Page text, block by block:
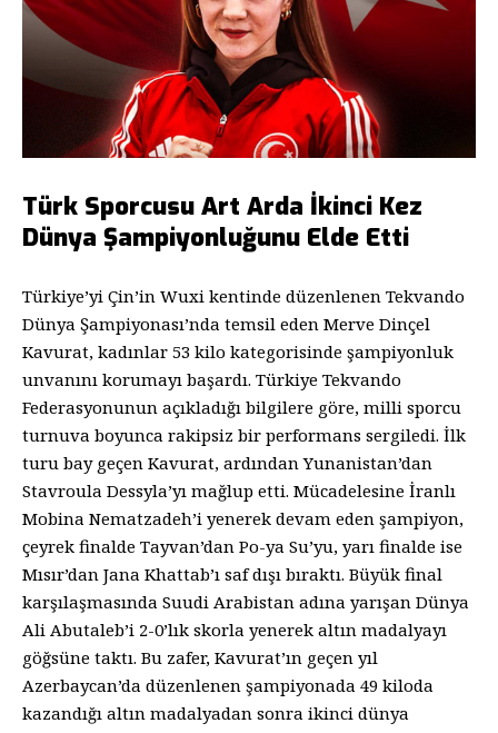
Türk Sporcusu Art Arda İkinci Kez
Dünya Şampiyonluğunu Elde Etti
Türkiye’yi Çin’in Wuxi kentinde düzenlenen Tekvando
Dünya Şampiyonası’nda temsil eden Merve Dinçel
Kavurat, kadınlar 53 kilo kategorisinde şampiyonluk
unvanını korumayı başardı. Türkiye Tekvando
Federasyonunun açıkladığı bilgilere göre, milli sporcu
turnuva boyunca rakipsiz bir performans sergiledi. İlk
turu bay geçen Kavurat, ardından Yunanistan’dan
Stavroula Dessyla’yı mağlup etti. Mücadelesine İranlı
Mobina Nematzadeh’i yenerek devam eden şampiyon,
çeyrek finalde Tayvan’dan Po-ya Su’yu, yarı finalde ise
Mısır’dan Jana Khattab’ı saf dışı bıraktı. Büyük final
karşılaşmasında Suudi Arabistan adına yarışan Dünya
Ali Abutaleb’i 2-0’lık skorla yenerek altın madalyayı
göğsüne taktı. Bu zafer, Kavurat’ın geçen yıl
Azerbaycan’da düzenlenen şampiyonada 49 kiloda
kazandığı altın madalyadan sonra ikinci dünya